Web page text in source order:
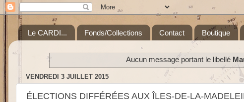
Le CARDI... Fonds/Collections Contact Boutique
Aucun message portant le libellé
VENDREDI 3 JUILLET 2015
ÉLECTIONS DIFFÉRÉES AUX ÎLES-DE-LA-